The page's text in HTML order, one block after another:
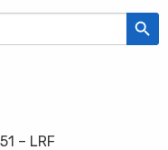
Search
– LRF